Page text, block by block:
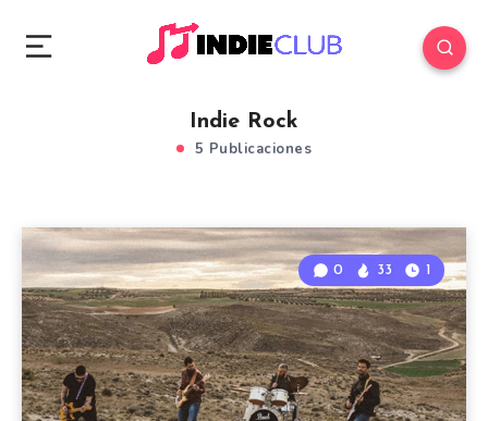
Indie Rock
5 Publicaciones
0 33 1